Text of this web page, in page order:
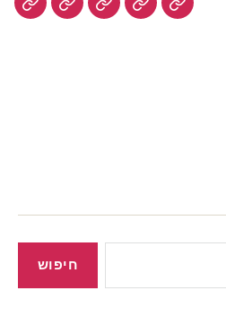
עוגיותעוף צמחונידגים